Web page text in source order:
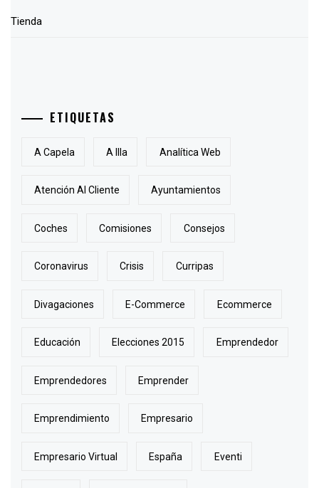
Tienda
ETIQUETAS
A Capela A Illa Analítica Web
Atención Al Cliente Ayuntamientos
Coches Comisiones Consejos
Coronavirus Crisis Curripas
Divagaciones E-Commerce Ecommerce
Educación Elecciones 2015 Emprendedor
Emprendedores Emprender
Emprendimiento Empresario
Empresario Virtual España Eventi